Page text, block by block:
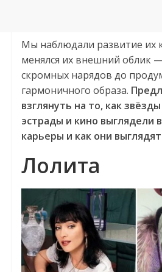
Мы наблюдали развитие их
менялся их внешний облик
скромных нарядов до
гармоничного образа.
взглянуть на то, как
эстрады и кино выглядели
карьеры и как они
Лолита